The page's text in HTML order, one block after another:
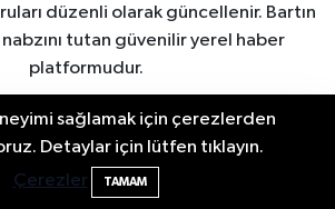
düzenli olarak güncellenir. Bartın
nabzını tutan güvenilir yerel haber
platformudur.
Bartın Hava Durumu
sağlamak için çerezlerden
Detaylar için lütfen tıklayın.
Çerezler
TAMAM
onanırken akıma kapılan